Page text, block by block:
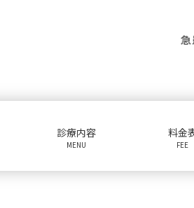
診療内容
MENU
料金
FEE